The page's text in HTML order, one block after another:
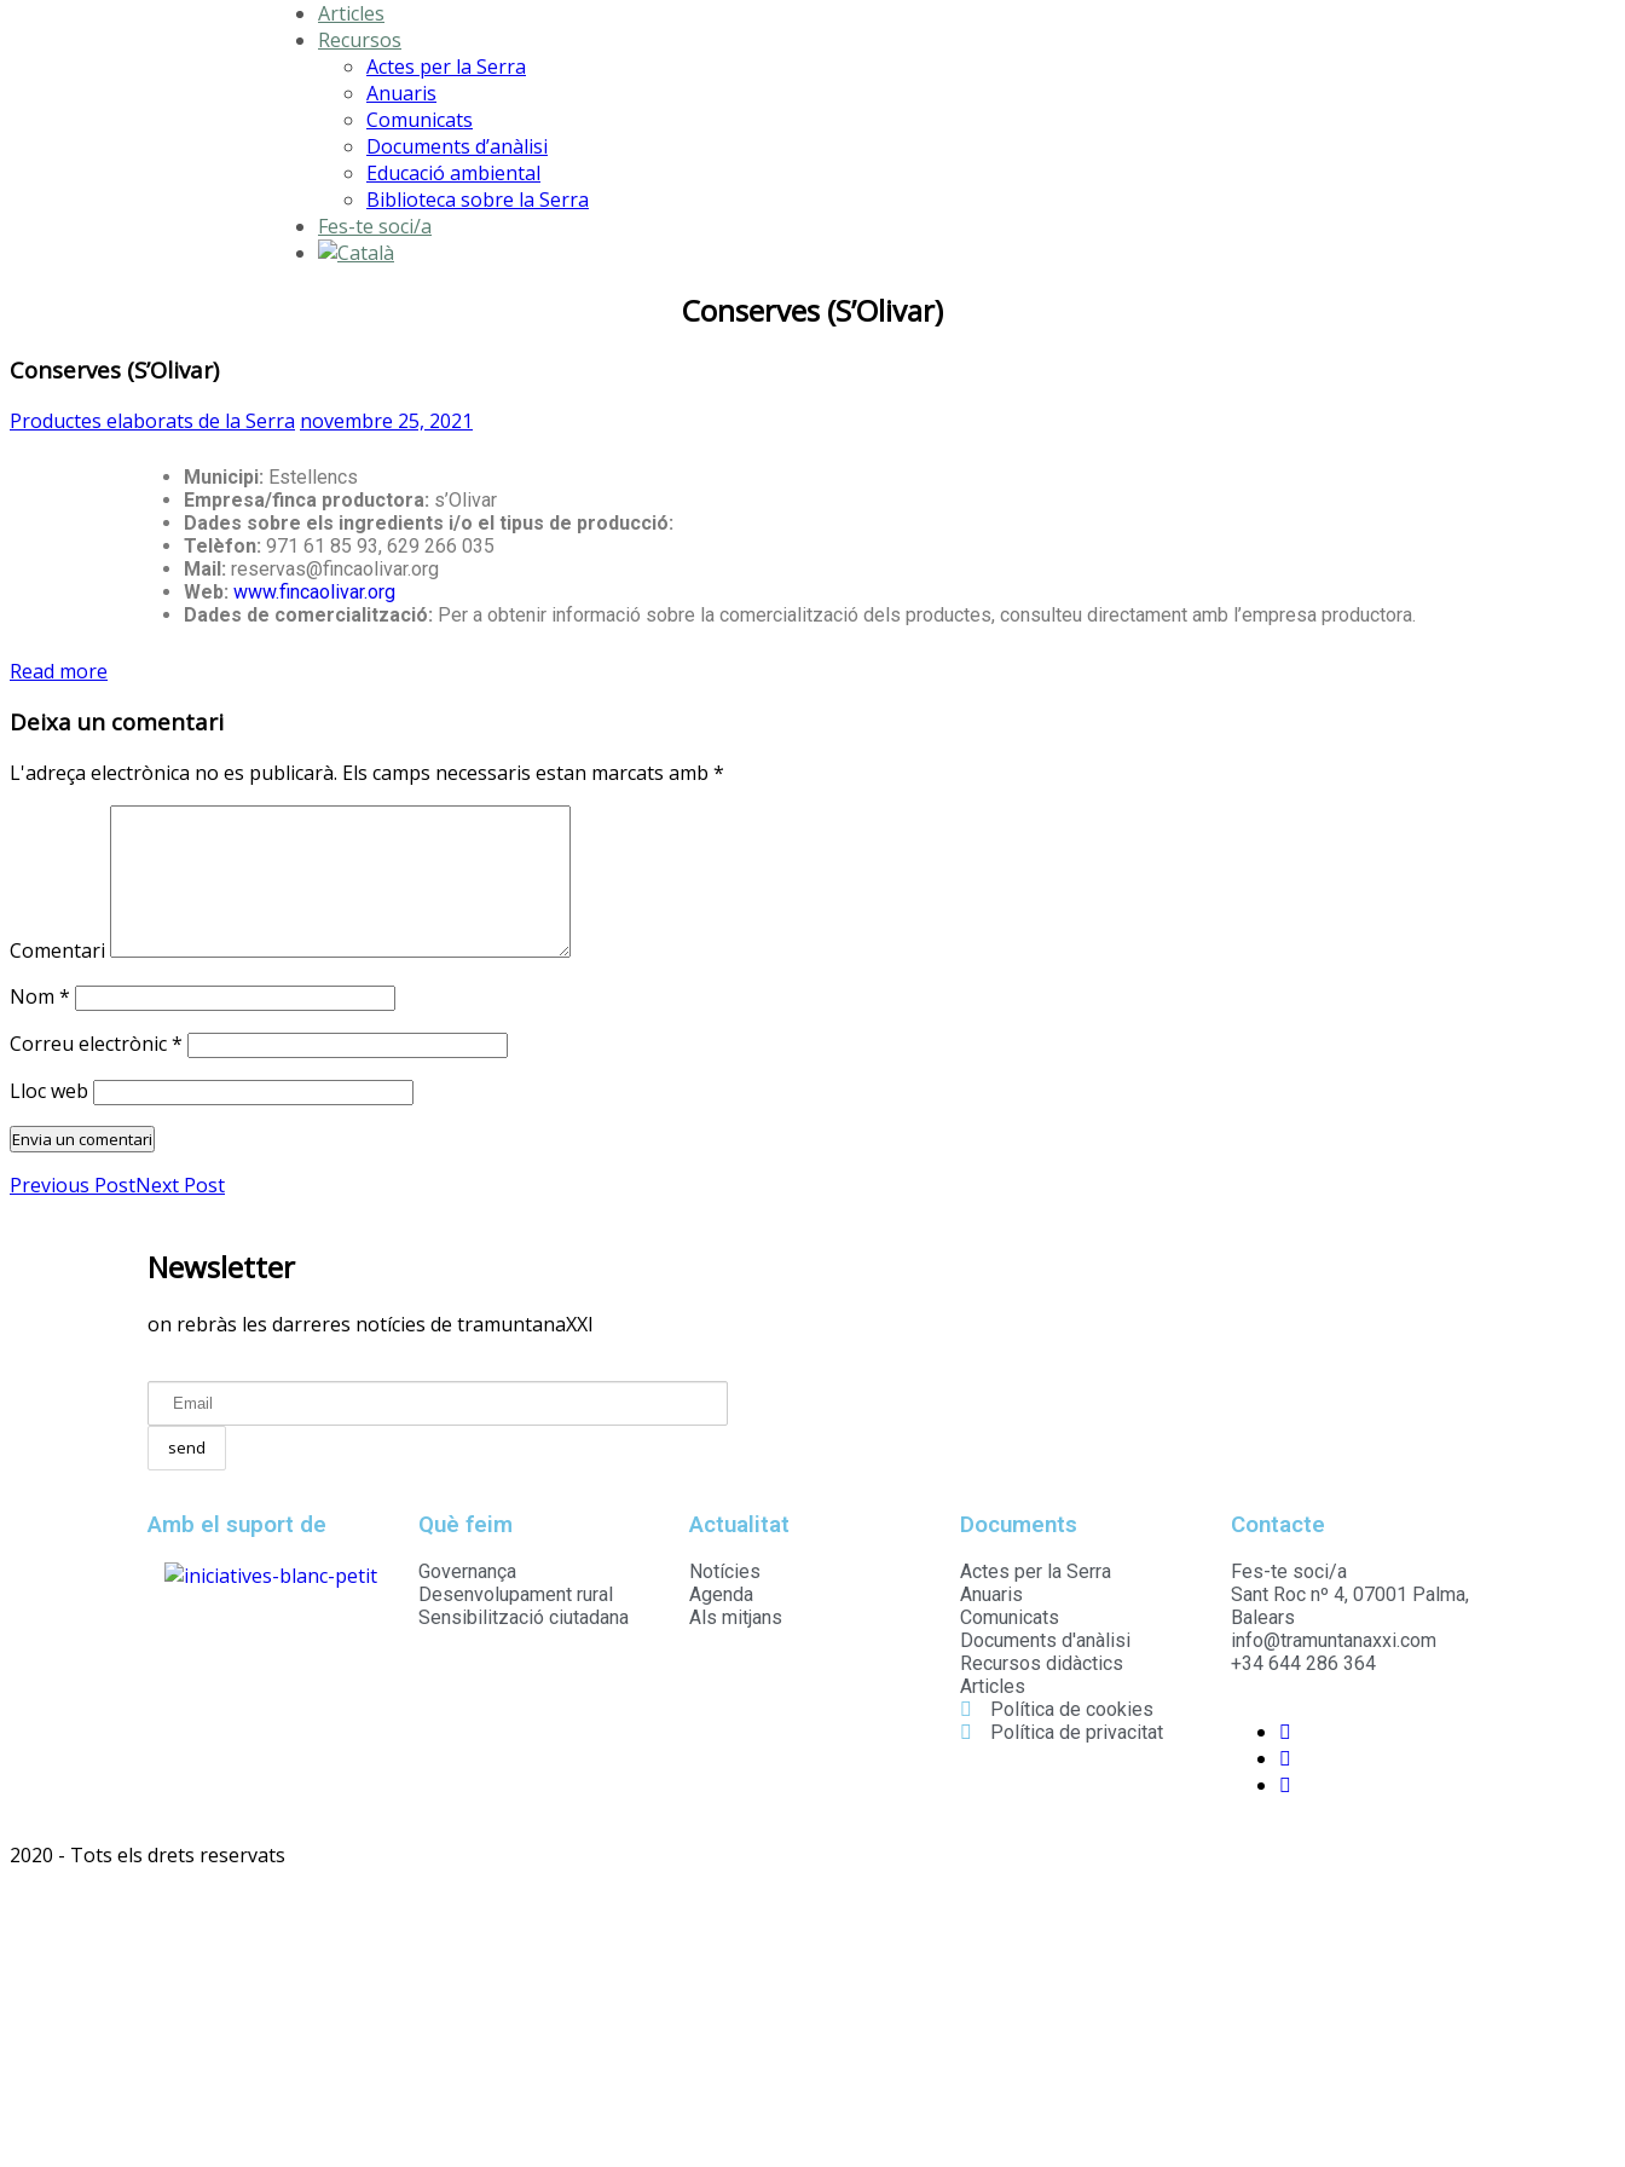
Articles
Recursos
Actes per la Serra
Anuaris
Comunicats
Documents d’anàlisi
Educació ambiental
Biblioteca sobre la Serra
Fes-te soci/a
Conserves (S’Olivar)
Conserves (S’Olivar)
Productes elaborats de la Serra novembre 25, 2021
Municipi: Estellencs
Empresa/finca productora: s’Olivar
Dades sobre els ingredients i/o el tipus de producció:
Telèfon: 971 61 85 93, 629 266 035
Mail: reservas@fincaolivar.org
Web: www.fincaolivar.org
Dades de comercialització: Per a obtenir informació sobre la comercialització dels productes, consulteu directament amb l’empresa productora.
Read more
Deixa un comentari
L'adreça electrònica no es publicarà. Els camps necessaris estan marcats amb *
Comentari
Nom *
Correu electrònic*
Lloc web
Previous PostNext Post
Newsletter
on rebràs les darreres notícies de tramuntanaXXI
Amb el suport de Què feim
Governança
Desenvolupament rural
Sensibilització ciutadana
Actualitat
Notícies
Agenda
Als mitjans
Documents
Actes per la Serra
Anuaris
Comunicats
Documents d'anàlisi
Recursos didàctics
Articles
Política de cookies
Política de privacitat
Contacte
Fes-te soci/a
Sant Roc nº 4, 07001 Palma,
Balears
info@tramuntanaxxi.com
+34 644 286 364
2020 - Tots els drets reservats